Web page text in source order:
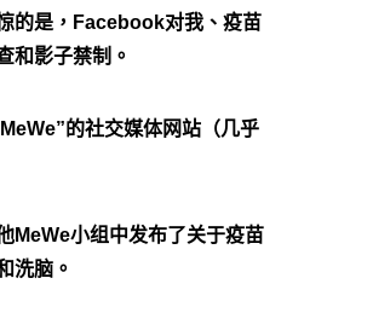
的是，Facebook对我、疫苗
和影子禁制。
的社交媒体网站（几乎
MeWe小组中发布了关于疫苗
洗脑。